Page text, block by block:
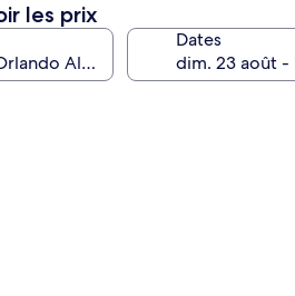
les prix
Dates